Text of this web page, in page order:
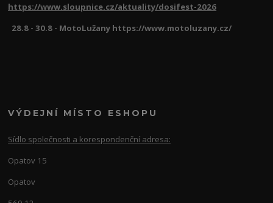
https://www.sloupnice.cz/aktuality/dosifest-2026
28.8 - 30.8 - MotoLužany https://www.motoluzany.cz/
VÝDEJNÍ MÍSTO ESHOPU
Sídlo společnosti a korespondenční adresa:
Opatov 15
Opatov